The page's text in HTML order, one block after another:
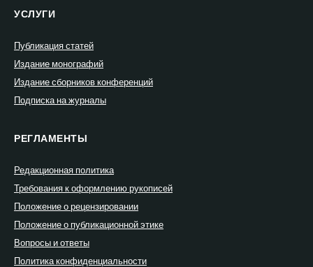
УСЛУГИ
Публикация статей
Издание монографий
Издание сборников конференций
Подписка на журналы
РЕГЛАМЕНТЫ
Редакционная политика
Требования к оформлению рукописей
Положение о рецензировании
Положение о публикационной этике
Вопросы и ответы
Политика конфиденциальности